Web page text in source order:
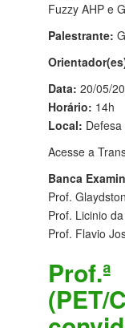
Fuzzy AHP e
Palestrante:
Data: 20/05/
Horário: 14h
Local:
Acesse a
Banca
Prof.
Prof. Licinio
Prof. Flavio